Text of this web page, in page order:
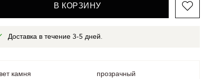
В КОРЗИНУ
Доставка в течение 3-5 дней.
камня
прозрачный